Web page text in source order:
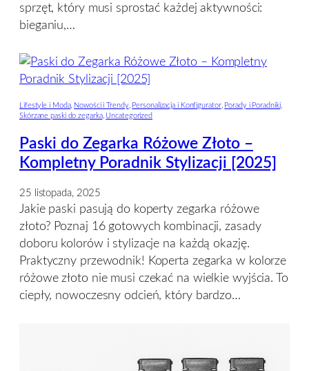
sprzęt, który musi sprostać każdej aktywności:
bieganiu,…
Lifestyle i Moda, Nowości i Trendy, Personalizacja i Konfigurator, Porady i Poradniki
Skórzane paski do zegarka, Uncategorized
Paski do Zegarka Różowe Złoto –
Kompletny Poradnik Stylizacji [2025]
25 listopada, 2025
Jakie paski pasują do koperty zegarka różowe
złoto? Poznaj 16 gotowych kombinacji, zasady
doboru kolorów i stylizacje na każdą okazję.
Praktyczny przewodnik! Koperta zegarka w kolorze
różowe złoto nie musi czekać na wielkie wyjścia. To
ciepły, nowoczesny odcień, który bardzo…